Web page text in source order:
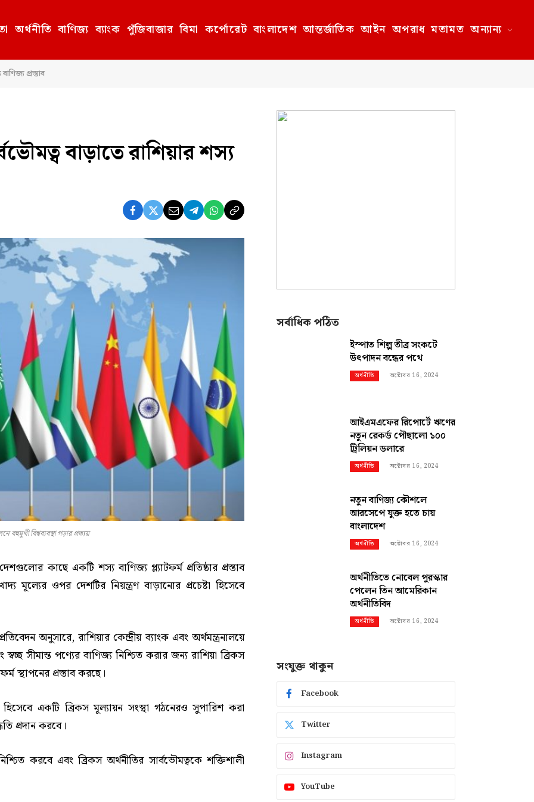
অর্থনীতি বাণিজ্য ব্যাংক পুঁজিবাজার বিমা কর্পোরেট বাংলাদেশ আন্তর্জাতিক আইন অপরাধ মতামত অন্যান্য
প্রস্তাব
বাড়াতে রাশিয়ার শস্য
বহুমুখী বিশ্বব্যবস্থা গড়ার প্রত্যয়
কাছে একটি শস্য বাণিজ্য প্ল্যাটফর্ম প্রতিষ্ঠার প্রস্তাব
মূল্যের ওপর দেশটির নিয়ন্ত্রণ বাড়ানোর প্রচেষ্টা হিসেবে
অনুসারে, রাশিয়ার কেন্দ্রীয় ব্যাংক এবং অর্থমন্ত্রনালয়ে
সীমান্ত পণ্যের বাণিজ্য নিশ্চিত করার জন্য রাশিয়া ব্রিকস
স্থাপনের প্রস্তাব করছে।
হিসেবে একটি ব্রিকস মূল্যায়ন সংস্থা গঠনেরও সুপারিশ করা
প্রদান করবে।
করবে এবং ব্রিকস অর্থনীতির সার্বভৌমত্বকে শক্তিশালী
সর্বাধিক পঠিত
ইস্পাত শিল্প তীব্র সংকটে
উৎপাদন বন্ধের পথে
অর্থনীতি অক্টোবর 16, 2024
আইএমএফের রিপোর্টে ঋণের
নতুন রেকর্ড পৌছালো ১০০
ট্রিলিয়ন ডলারে
অর্থনীতি অক্টোবর 16, 2024
নতুন বাণিজ্য কৌশলে
আরসেপে যুক্ত হতে চায়
বাংলাদেশ
অর্থনীতি অক্টোবর 16, 2024
অর্থনীতিতে নোবেল পুরস্কার
পেলেন তিন আমেরিকান
অর্থনীতিবিদ
অর্থনীতি অক্টোবর 16, 2024
সংযুক্ত থাকুন
Facebook
Twitter
Instagram
YouTube